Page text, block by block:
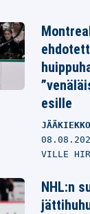
esille
JÄÄKIEKKO
VILLE
NHL:n